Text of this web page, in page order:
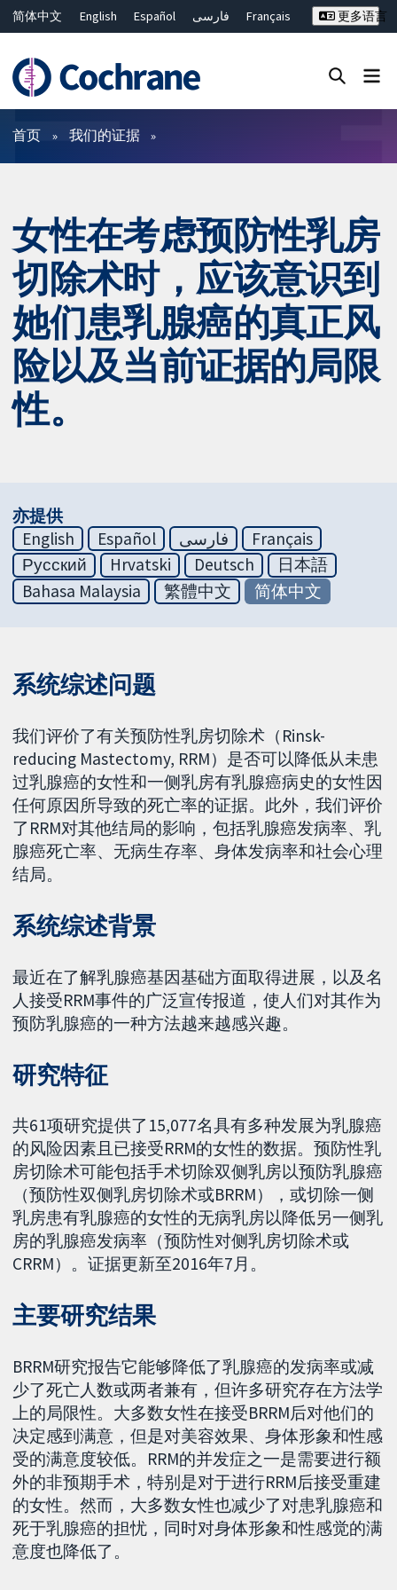
简体中文 English Español فارسی
Français
ไทย
繁體中文
更多语言
过滤
首页 我们的证据
女性在考虑预防性乳房
切除术时，应该意识到
她们患乳腺癌的真正风
险以及当前证据的局限
性。
亦提供
English
Español فارسی
Français
Русский
Hrvatski Deutsch
日本語
Bahasa Malaysia
繁體中文 简体中文
系统综述问题
我们评价了有关预防性乳房切除术（Rinsk-
reducing Mastectomy, RRM）是否可以降低从未患
过乳腺癌的女性和一侧乳房有乳腺癌病史的女性因
任何原因所导致的死亡率的证据。此外，我们评价
了RRM对其他结局的影响，包括乳腺癌发病率、乳
腺癌死亡率、无病生存率、身体发病率和社会心理
结局。
系统综述背景
最近在了解乳腺癌基因基础方面取得进展，以及名
人接受RRM事件的广泛宣传报道，使人们对其作为
预防乳腺癌的一种方法越来越感兴趣。
研究特征
共61项研究提供了15,077名具有多种发展为乳腺癌
的风险因素且已接受RRM的女性的数据。预防性乳
房切除术可能包括手术切除双侧乳房以预防乳腺癌
（预防性双侧乳房切除术或BRRM），或切除一侧
乳房患有乳腺癌的女性的无病乳房以降低另一侧乳
房的乳腺癌发病率（预防性对侧乳房切除术或
CRRM）。证据更新至2016年7月。
主要研究结果
BRRM研究报告它能够降低了乳腺癌的发病率或减
少了死亡人数或两者兼有，但许多研究存在方法学
上的局限性。大多数女性在接受BRRM后对他们的
决定感到满意，但是对美容效果、身体形象和性感
受的满意度较低。RRM的并发症之一是需要进行额
外的非预期手术，特别是对于进行RRM后接受重建
的女性。然而，大多数女性也减少了对患乳腺癌和
死于乳腺癌的担忧，同时对身体形象和性感觉的满
意度也降低了。